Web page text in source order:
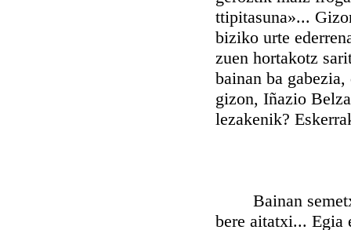
ttipitasuna»...
biziko urte
zuen hortakotz
bainan ba
gizon, Iñazio
lezakenik?
Bainan semetxi
bere aitatxi... Egia